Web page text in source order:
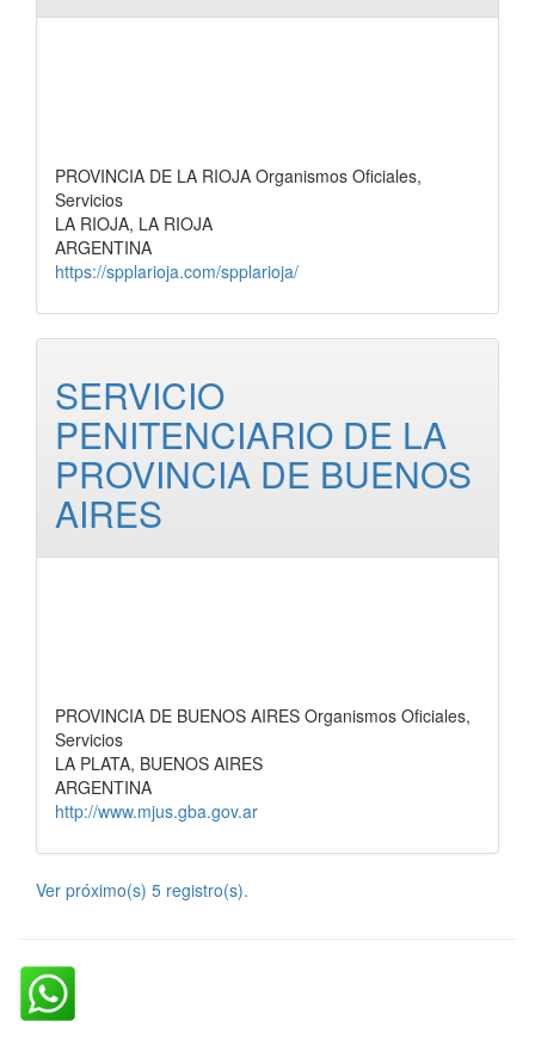
PROVINCIA DE LA RIOJA Organismos Oficiales,
Servicios
LA RIOJA, LA RIOJA
ARGENTINA
https://spplarioja.com/spplarioja/
SERVICIO
PENITENCIARIO DE LA
PROVINCIA DE BUENOS
AIRES
PROVINCIA DE BUENOS AIRES Organismos Oficiales,
Servicios
LA PLATA, BUENOS AIRES
ARGENTINA
http://www.mjus.gba.gov.ar
Ver próximo(s) 5 registro(s).